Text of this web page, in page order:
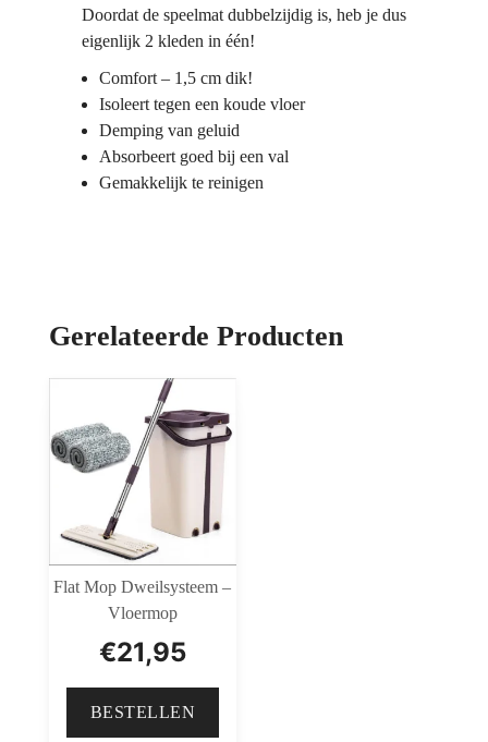
Doordat de speelmat dubbelzijdig is, heb je dus
eigenlijk 2 kleden in één!
Comfort – 1,5 cm dik!
Isoleert tegen een koude vloer
Demping van geluid
Absorbeert goed bij een val
Gemakkelijk te reinigen
Gerelateerde Producten
Flat Mop Dweilsysteem –
Vloermop
€21,95
BESTELLEN